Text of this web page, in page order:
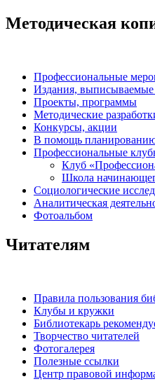
Методическая
Профессиональные
Издания, выписываемые
Проекты, программы
Методические
Конкурсы, акции
В помощь планированию
Профессиональные
Клуб
Школа
Социологические
Аналитическая
Фотоальбом
Читателям
Правила пользования
Клубы и кружки
Библиотекарь
Творчество читателей
Фотогалерея
Полезные ссылки
Центр правовой